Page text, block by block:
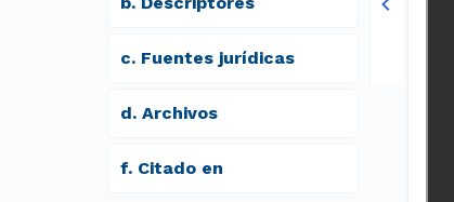
c. Fuentes jurídicas
d. archivos
f. Citado en